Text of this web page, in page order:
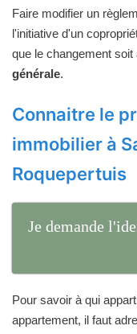
Faire modifier un
l'initiative d'un
que le changement
générale.
Connaitre le
immobilier à
Roquepertuis
Je demande
Pour savoir à qui
appartement, il faut